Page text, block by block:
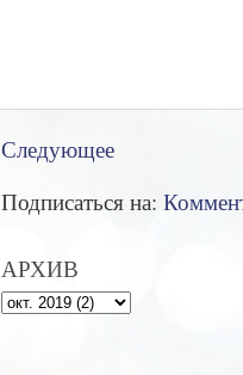
Следующее
Подписаться на:
АРХИВ